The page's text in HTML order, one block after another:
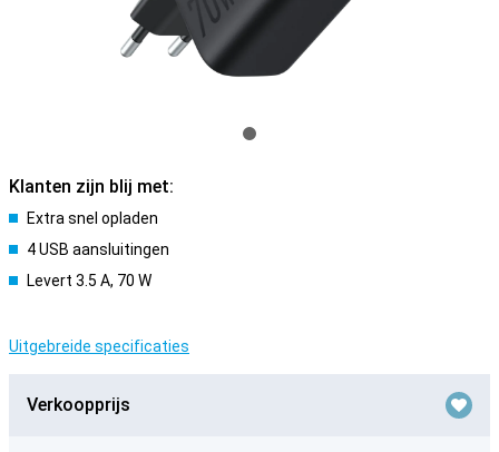
Klanten zijn blij met:
Extra snel opladen
4 USB aansluitingen
Levert 3.5 A, 70 W
Uitgebreide specificaties
Verkoopprijs